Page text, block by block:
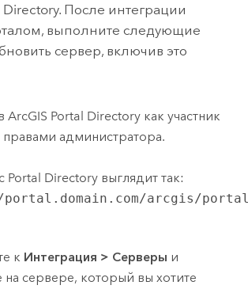
Directory. После интеграции
выполните следующие
сервер, включив это
ArcGIS Portal Directory как участник
правами администратора.
Portal Directory выглядит так:
arcgis/
к Интеграция > Серверы и
на сервере, который вы хотите